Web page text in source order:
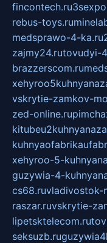
fincontech.ru
rebus-toys.ru
medsprawo-4-ka.ru
zajmy24.rutovudyi-
brazzerscom.ru
vskrytie-zamkov-
zed-online.ru
xehyroo-5-
guzywia-4-
cs68.ruvladivostok-
raszar.ruvskrytie-
lipetsktelecom.ru
seksuzb.ru